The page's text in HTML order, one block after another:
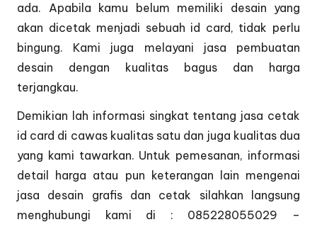
ada. Apabila kamu belum memiliki desain yang
akan dicetak menjadi sebuah id card, tidak perlu
bingung. Kami juga melayani jasa pembuatan
desain dengan kualitas bagus dan harga
terjangkau.
Demikian lah informasi singkat tentang jasa cetak
id card di cawas kualitas satu dan juga kualitas dua
yang kami tawarkan. Untuk pemesanan, informasi
detail harga atau pun keterangan lain mengenai
jasa desain grafis dan cetak silahkan langsung
menghubungi kami di : 085228055029 –